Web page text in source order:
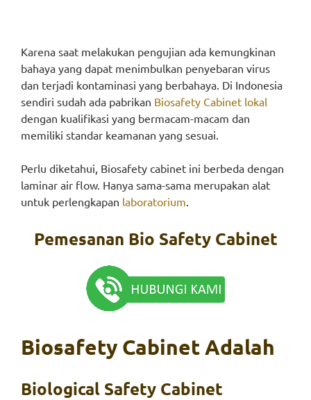
Karena saat melakukan pengujian ada kemungkinan
bahaya yang dapat menimbulkan penyebaran virus
dan terjadi kontaminasi yang berbahaya. Di Indonesia
sendiri sudah ada pabrikan Biosafety Cabinet lokal
dengan kualifikasi yang bermacam-macam dan
memiliki standar keamanan yang sesuai.
Perlu diketahui, Biosafety cabinet ini berbeda dengan
laminar air flow. Hanya sama-sama merupakan alat
untuk perlengkapan laboratorium.
Pemesanan Bio Safety Cabinet
Biosafety Cabinet Adalah
Biological Safety Cabinet